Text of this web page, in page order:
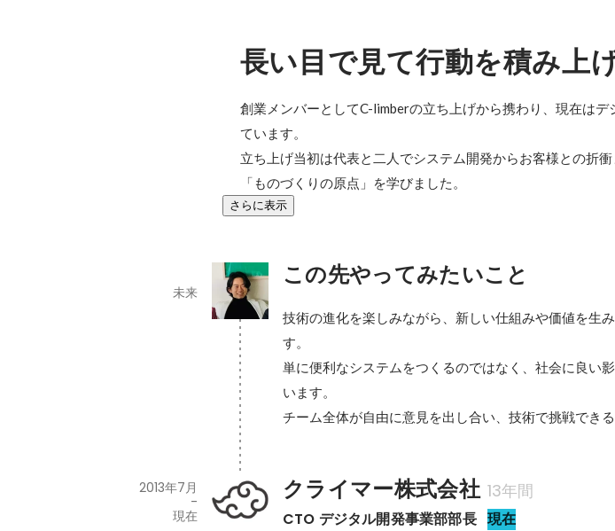
長い目で見て行動を積み上
創業メンバーとしてC-limberの立ち上げから携わり、現在は
ています。
立ち上げ当初は代表と二人でシステム開発からお客様との折
「ものづくりの原点」を学びました。
さらに表示
この先やってみたいこと
未来
技術の進化を楽しみながら、新しい仕組みや価値を生
す。
単に便利なシステムをつくるのではなく、社会に良い
います。
チーム全体が自由に意見を出し合い、技術で挑戦でき
クライマー株式会社 13年間
CTO デジタル開発事業部部長 現在
2013年7月
-
現在